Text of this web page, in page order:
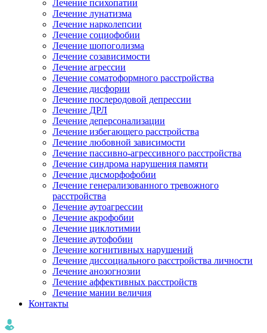
Лечение психопатии
Лечение лунатизма
Лечение нарколепсии
Лечение социофобии
Лечение шопоголизма
Лечение созависимости
Лечение агрессии
Лечение соматоформного расстройства
Лечение дисфории
Лечение послеродовой депрессии
Лечение ДРЛ
Лечение деперсонализации
Лечение избегающего расстройства
Лечение любовной зависимости
Лечение пассивно-агрессивного расстройства
Лечение синдрома нарушения памяти
Лечение дисморфофобии
Лечение генерализованного тревожного
расстройства
Лечение аутоагрессии
Лечение акрофобии
Лечение циклотимии
Лечение аутофобии
Лечение когнитивных нарушений
Лечение диссоциального расстройства личности
Лечение анозогнозии
Лечение аффективных расстройств
Лечение мании величия
Контакты